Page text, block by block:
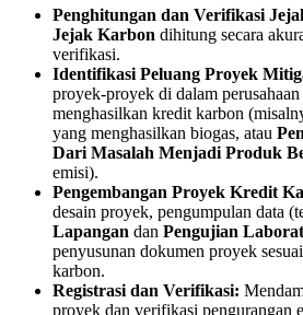
Penghitungan dan Verifikasi
Jejak Karbon dihitung secara
verifikasi.
Identifikasi Peluang Proyek
proyek-proyek di dalam
menghasilkan kredit karbon
yang menghasilkan biogas, atau
Dari Masalah Menjadi Produk
emisi).
Pengembangan Proyek Kredit
desain proyek, pengumpulan data
Lapangan dan Pengujian
penyusunan dokumen proyek
karbon.
Registrasi dan Verifikasi:
proyek dan verifikasi pengurangan